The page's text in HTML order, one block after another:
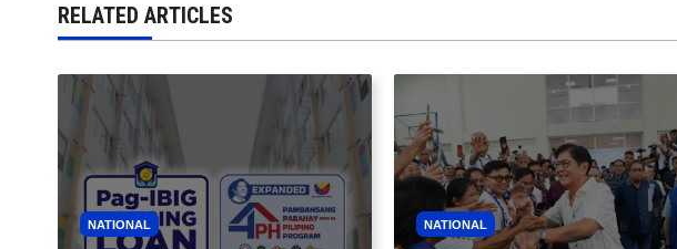
RELATED ARTICLES
NATIONAL NATIONAL